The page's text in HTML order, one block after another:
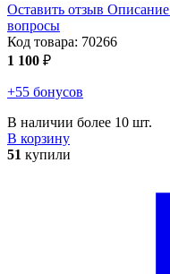
Оставить отзыв Описание
вопросы
Код товара: 70266
1 100 ₽
+55 бонусов
В наличии более 10 шт.
В корзину
51 купили